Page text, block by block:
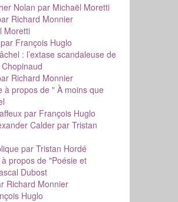
Nolan par Michaël Moretti
Richard Monnier
Moretti
par François Huglo
: l’extase scandaleuse de
Richard Monnier
à propos de " À moins que
par François Huglo
Calderpar Tristan
par Tristan Hordé
propos de "Poésie et
Dubost
Richard Monnier
Huglo